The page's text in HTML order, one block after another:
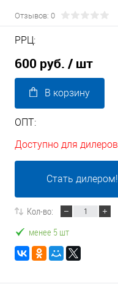
Отзывов: 0
РРЦ:
600 руб. / шт
В корзину
ОПТ:
Доступно для дилеров
Стать дилером!
Кол-во:
менее 5 шт